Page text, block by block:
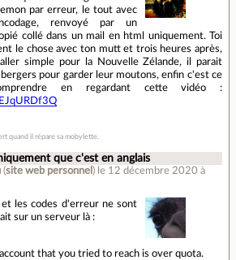
par erreur, le tout avec
renvoyé par un
collé dans un mail en html uniquement. Toi
le chose avec ton mutt et trois heures après,
simple pour la Nouvelle Zélande, il parait
pour garder leur moutons, enfin c'est ce
en regardant cette vidéo :
quand il répare sa mobylette.
que c'est en anglais
(site web personnel ) le 12 décembre 2020 à
et les codes d'erreur ne sont
sur un serveur là :
that you tried to reach is over quota.